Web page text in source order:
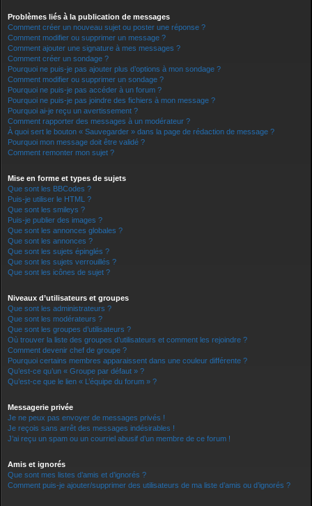
Problèmes liés à la publication de messages
Comment créer un nouveau sujet ou poster une réponse ?
Comment modifier ou supprimer un message ?
Comment ajouter une signature à mes messages ?
Comment créer un sondage ?
Pourquoi ne puis-je pas ajouter plus d’options à mon sondage ?
Comment modifier ou supprimer un sondage ?
Pourquoi ne puis-je pas accéder à un forum ?
Pourquoi ne puis-je pas joindre des fichiers à mon message ?
Pourquoi ai-je reçu un avertissement ?
Comment rapporter des messages à un modérateur ?
À quoi sert le bouton « Sauvegarder » dans la page de rédaction de message ?
Pourquoi mon message doit être validé ?
Comment remonter mon sujet ?
Mise en forme et types de sujets
Que sont les BBCodes ?
Puis-je utiliser le HTML ?
Que sont les smileys ?
Puis-je publier des images ?
Que sont les annonces globales ?
Que sont les annonces ?
Que sont les sujets épinglés ?
Que sont les sujets verrouillés ?
Que sont les icônes de sujet ?
Niveaux d’utilisateurs et groupes
Que sont les administrateurs ?
Que sont les modérateurs ?
Que sont les groupes d’utilisateurs ?
Où trouver la liste des groupes d’utilisateurs et comment les rejoindre ?
Comment devenir chef de groupe ?
Pourquoi certains membres apparaissent dans une couleur différente ?
Qu’est-ce qu’un « Groupe par défaut » ?
Qu’est-ce que le lien « L’équipe du forum » ?
Messagerie privée
Je ne peux pas envoyer de messages privés !
Je reçois sans arrêt des messages indésirables !
J’ai reçu un spam ou un courriel abusif d’un membre de ce forum !
Amis et ignorés
Que sont mes listes d’amis et d’ignorés ?
Comment puis-je ajouter/supprimer des utilisateurs de ma liste d’amis ou d’ignorés ?